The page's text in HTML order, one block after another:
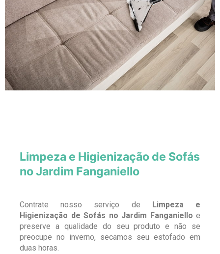
Limpeza e Higienização de Sofás
no Jardim Fanganiello
Contrate nosso serviço de Limpeza e
Higienização de Sofás no Jardim Fanganiello e
preserve a qualidade do seu produto e não se
preocupe no inverno, secamos seu estofado em
duas horas.